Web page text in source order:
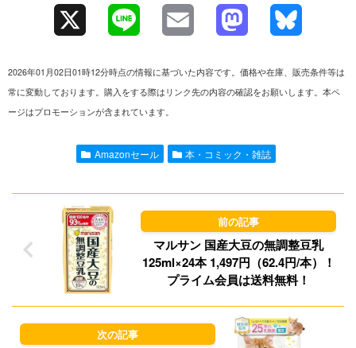
e
l o
o
n
y
2026年01月02日01時12分時点の情報に基づいた内容です。価格や在庫、販売条件等は
常に変動しております。購入をする際はリンク先の内容の確認をお願いします。本ペ
ージはプロモーションが含まれています。
Amazonセール 本・コミック・雑誌
マルサン 国産大豆の無調整豆乳
125ml×24本 1,497円（62.4円/本）！
プライム会員は送料無料！